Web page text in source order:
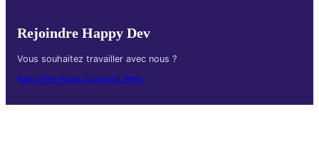
Rejoindre Happy Dev
Vous souhaitez travailler avec nous ?
Racontez-nous qui vous êtes